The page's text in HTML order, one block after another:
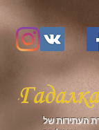
העתידות של